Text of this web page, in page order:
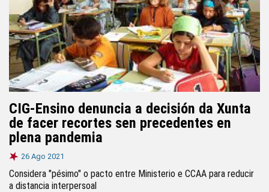
CIG-Ensino denuncia a decisión da Xunta
de facer recortes sen precedentes en
plena pandemia
26 Ago 2021
Considera "pésimo" o pacto entre Ministerio e CCAA para reducir
a distancia interpersoal